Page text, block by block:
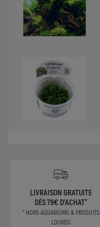
LIVRAISON GRATUITE
DÈS 79€ D'ACHAT*
* HORS AQUARIUMS & PRODUITS
LOURDS